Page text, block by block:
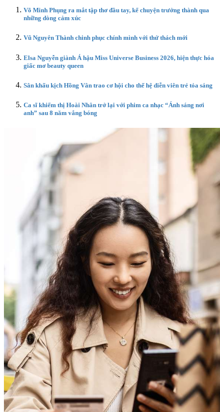
Võ Minh Phụng ra mắt tập thơ đầu tay, kể chuyện trưởng thành qua
những dòng cảm xúc
Vũ Nguyên Thành chinh phục chính mình với thử thách mới
Elsa Nguyễn giành Á hậu Miss Universe Business 2026, hiện thực hóa
giấc mơ beauty queen
Sân khấu kịch Hồng Vân trao cơ hội cho thế hệ diễn viên trẻ tỏa sáng
Ca sĩ khiếm thị Hoài Nhân trở lại với phim ca nhạc “Ánh sáng nơi
anh” sau 8 năm vắng bóng